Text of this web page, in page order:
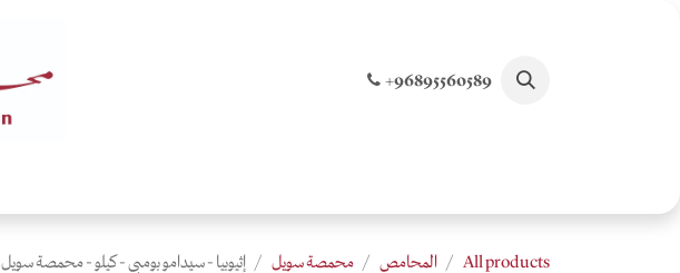
+96895560589
All products المحامص محمصة سويل إثيوبيا - سيدامو بومبي - كيلو - محمصة سويل